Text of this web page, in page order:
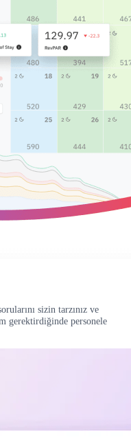
sizin tarzınız ve
gerektirdiğinde personele